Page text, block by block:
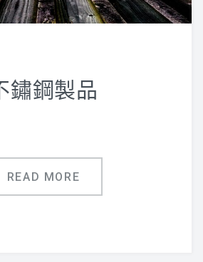
鏽鋼製品
READ MORE